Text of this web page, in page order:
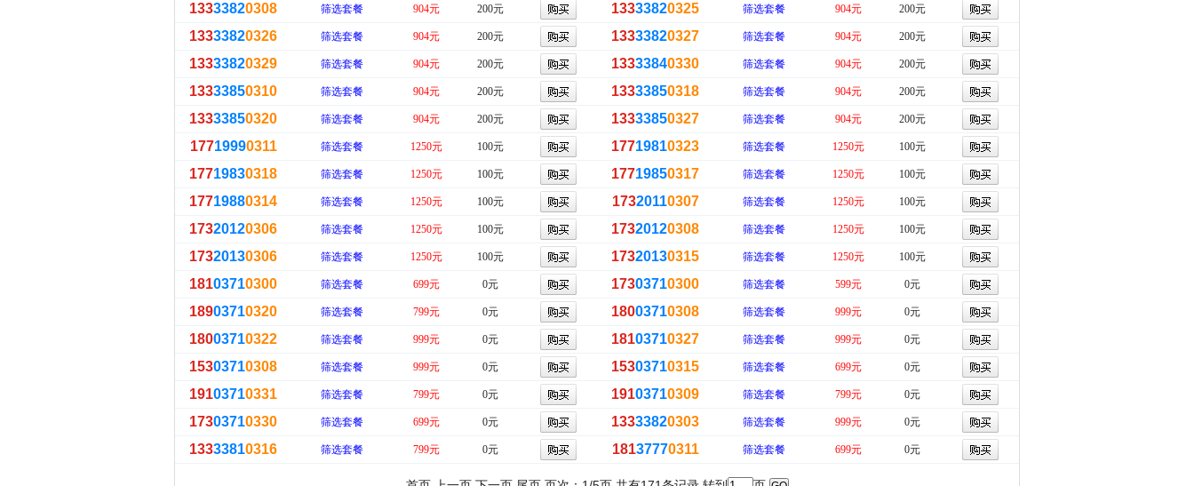
13333820308 筛选套餐 904元 200元 13333820325 筛选套餐 904元 200元
13333820326 筛选套餐 904元 200元 13333820327 筛选套餐 904元 200元
13333820329 筛选套餐 904元 200元 13333840330 筛选套餐 904元 200元
13333850310 筛选套餐 904元 200元 13333850318 筛选套餐 904元 200元
13333850320 筛选套餐 904元 200元 13333850327 筛选套餐 904元 200元
17719990311 筛选套餐 1250元 100元 17719810323 筛选套餐 1250元 100元
17719830318 筛选套餐 1250元 100元 17719850317 筛选套餐 1250元 100元
17719880314 筛选套餐 1250元 100元 17320110307 筛选套餐 1250元 100元
17320120306 筛选套餐 1250元 100元 17320120308 筛选套餐 1250元 100元
17320130306 筛选套餐 1250元 100元 17320130315 筛选套餐 1250元 100元
18103710300 筛选套餐 699元 0元 17303710300 筛选套餐 599元 0元
18903710320 筛选套餐 799元 0元 18003710308 筛选套餐 999元 0元
18003710322 筛选套餐 999元 0元 18103710327 筛选套餐 999元 0元
15303710308 筛选套餐 999元 0元 15303710315 筛选套餐 699元 0元
19103710331 筛选套餐 799元 0元 19103710309 筛选套餐 799元 0元
17303710330 筛选套餐 699元 0元 13333820303 筛选套餐 999元 0元
13333810316 筛选套餐 799元 0元 18137770311 筛选套餐 699元 0元